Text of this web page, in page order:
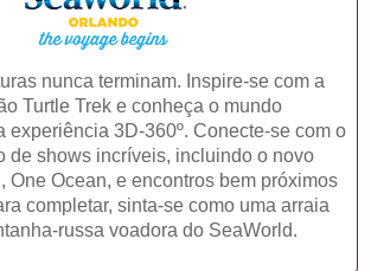
nunca terminam. Inspire-se com a
Turtle Trek e conheça o mundo
experiência 3D-360º. Conecte-se com o
de shows incríveis, incluindo o novo
One Ocean, e encontros bem próximos
completar, sinta-se como uma arraia
russa voadora do SeaWorld.